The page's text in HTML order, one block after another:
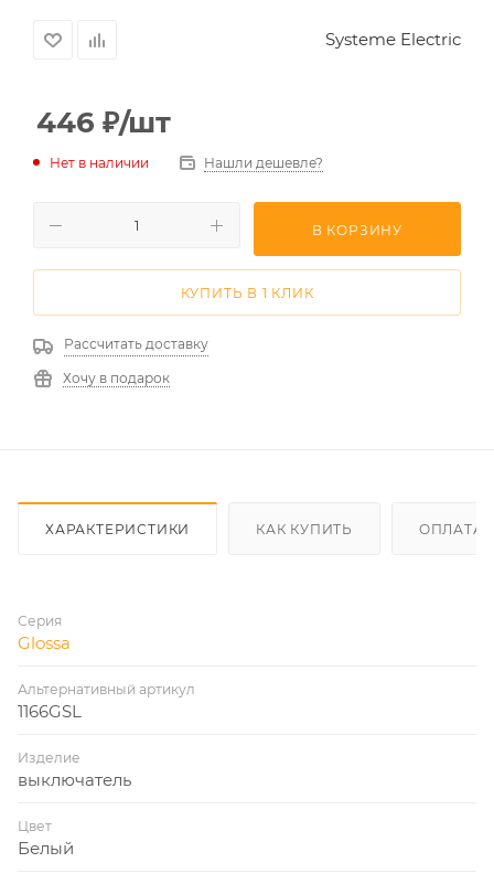
Systeme Electric
446 ₽/шт
Нет в наличии Нашли дешевле?
В КОРЗИНУ
КУПИТЬ В 1 КЛИК
Рассчитать доставку
Хочу в подарок
ХАРАКТЕРИСТИКИ КАК КУПИТЬ ОПЛАТА
Серия
Glossa
Альтернативный артикул
1166GSL
Изделие
выключатель
Цвет
Белый